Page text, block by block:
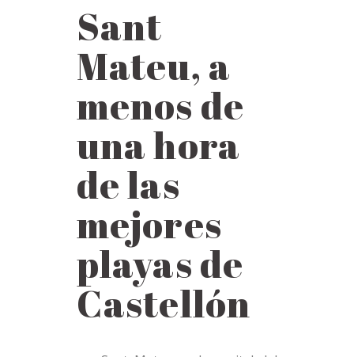
Sant
Mateu, a
menos de
una hora
de las
mejores
playas de
Castellón